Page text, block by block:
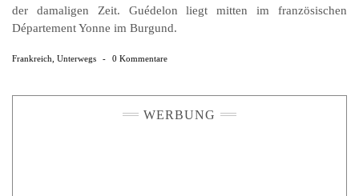
der damaligen Zeit. Guédelon liegt mitten im französischen
Département Yonne im Burgund.
Frankreich Unterwegs - 0 Kommentare
WERBUNG